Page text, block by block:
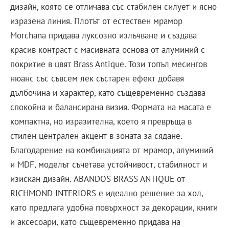
дизайн, която се отличава със стабилен силует и ясно
изразена линия. Плотът от естествен мрамор
Morchana придава луксозно излъчване и създава
красив контраст с масивната основа от алуминий с
покритие в цвят Brass Antique. Този топъл месингов
нюанс със съвсем лек състарен ефект добавя
дълбочина и характер, като същевременно създава
спокойна и балансирана визия. Формата на масата е
компактна, но изразителна, което я превръща в
стилен централен акцент в зоната за сядане.
Благодарение на комбинацията от мрамор, алуминий
и MDF, моделът съчетава устойчивост, стабилност и
изискан дизайн. ABANDOS BRASS ANTIQUE от
RICHMOND INTERIORS е идеално решение за хол,
като предлага удобна повърхност за декорации, книги
и аксесоари, като същевременно придава на